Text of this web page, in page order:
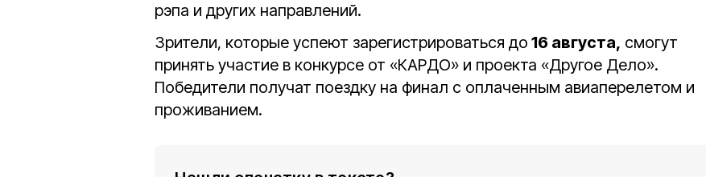
рэпа и других направлений.
Зрители, которые успеют зарегистрироваться до 16 августа, смогут
принять участие в конкурсе от «КАРДО» и проекта «Другое Дело».
Победители получат поездку на финал с оплаченным авиаперелетом и
проживанием.